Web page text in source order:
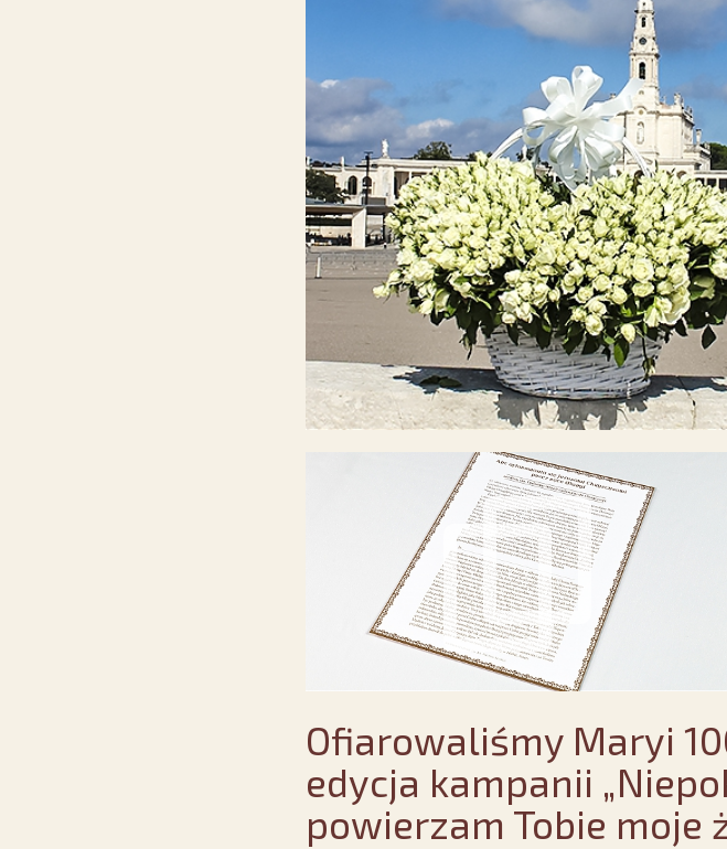
Ofiarowaliśmy Maryi
edycja kampanii
powierzam Tobie moje